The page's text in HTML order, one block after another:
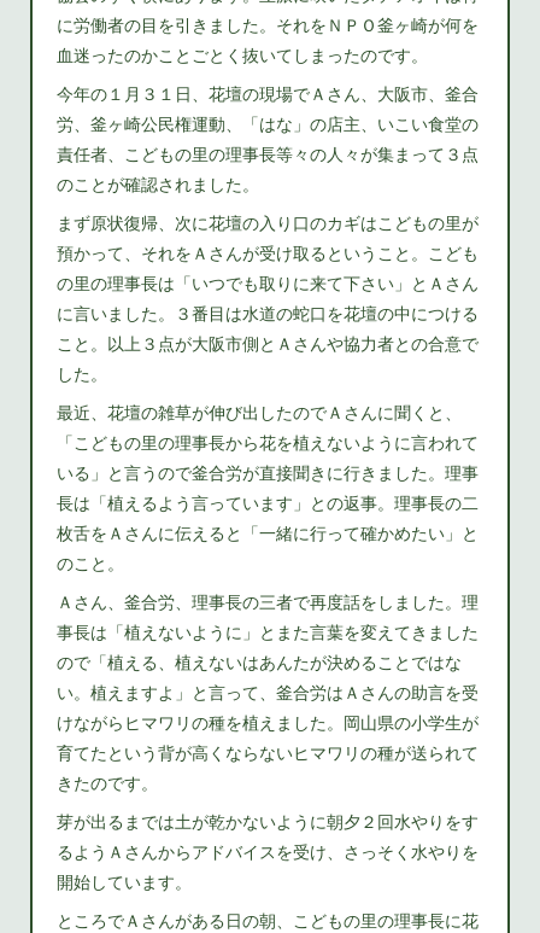
に労働者の目を引きました。それをＮＰＯ釜ヶ崎が何を
血迷ったのかことごとく抜いてしまったのです。
今年の１月３１日、花壇の現場でＡさん、大阪市、釜合
労、釜ヶ崎公民権運動、「はな」の店主、いこい食堂の
責任者、こどもの里の理事長等々の人々が集まって３点
のことが確認されました。
まず原状復帰、次に花壇の入り口のカギはこどもの里が
預かって、それをＡさんが受け取るということ。こども
の里の理事長は「いつでも取りに来て下さい」とＡさん
に言いました。３番目は水道の蛇口を花壇の中につける
こと。以上３点が大阪市側とＡさんや協力者との合意で
した。
最近、花壇の雑草が伸び出したのでＡさんに聞くと、
「こどもの里の理事長から花を植えないように言われて
いる」と言うので釜合労が直接聞きに行きました。理事
長は「植えるよう言っています」との返事。理事長の二
枚舌をＡさんに伝えると「一緒に行って確かめたい」と
のこと。
Ａさん、釜合労、理事長の三者で再度話をしました。理
事長は「植えないように」とまた言葉を変えてきました
ので「植える、植えないはあんたが決めることではな
い。植えますよ」と言って、釜合労はＡさんの助言を受
けながらヒマワリの種を植えました。岡山県の小学生が
育てたという背が高くならないヒマワリの種が送られて
きたのです。
芽が出るまでは土が乾かないように朝夕２回水やりをす
るようＡさんからアドバイスを受け、さっそく水やりを
開始しています。
ところでＡさんがある日の朝、こどもの里の理事長に花